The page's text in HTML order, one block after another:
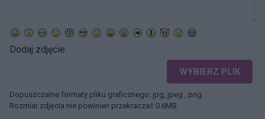
Dodaj zdjęcie:
WYBIERZ PLIK
Dopuszczalne formaty pliku graficznego: jpg, jpeg , png.
Rozmiar zdjęcia nie powinien przekraczać 0.6MB.